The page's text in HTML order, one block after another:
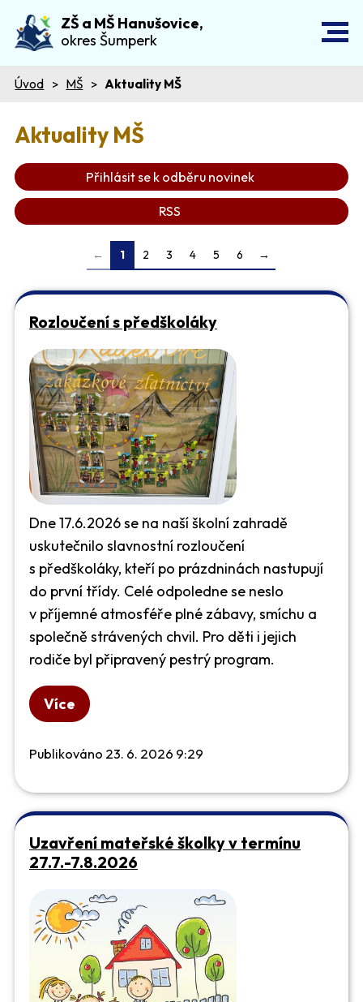
ZŠ a MŠ Hanušovice,
okres Šumperk
Úvod MŠ Aktuality MŠ
Aktuality MŠ
Přihlásit se k odběru novinek
RSS
← 1 2 3 4 5 6 →
Rozloučení s předškoláky
Dne 17.6.2026 se na naší školní zahradě
uskutečnilo slavnostní rozloučení
s předškoláky, kteří po prázdninách nastupují
do první třídy. Celé odpoledne se neslo
v příjemné atmosféře plné zábavy, smíchu a
společně strávených chvil. Pro děti i jejich
rodiče byl připravený pestrý program.
Více
Publikováno 23. 6. 2026 9:29
Uzavření mateřské školky v termínu
27.7.-7.8.2026